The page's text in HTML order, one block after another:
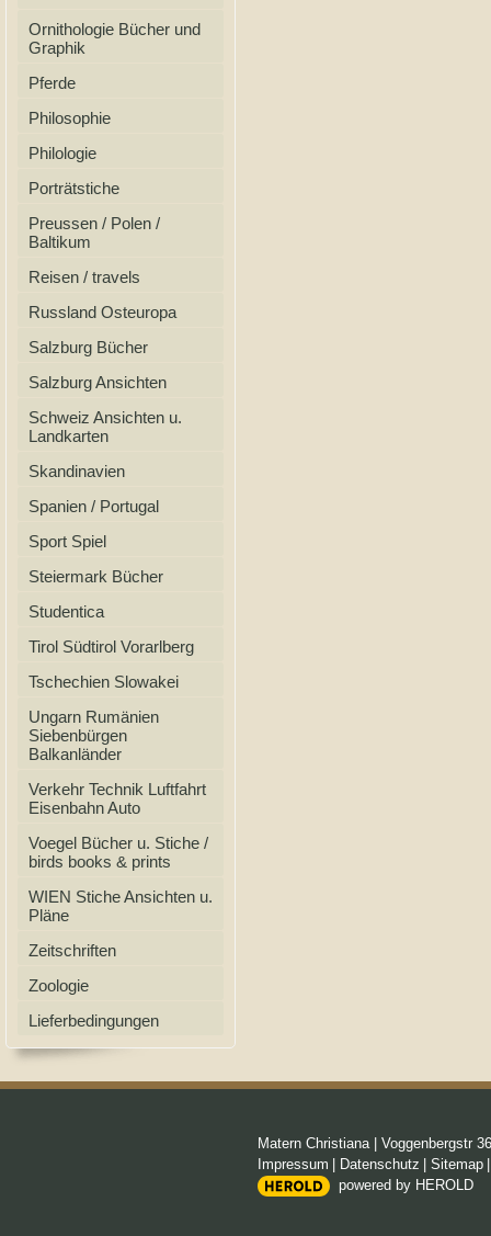
Ornithologie Bücher und
Graphik
Pferde
Philosophie
Philologie
Porträtstiche
Preussen / Polen /
Baltikum
Reisen / travels
Russland Osteuropa
Salzburg Bücher
Salzburg Ansichten
Schweiz Ansichten u.
Landkarten
Skandinavien
Spanien / Portugal
Sport Spiel
Steiermark Bücher
Studentica
Tirol Südtirol Vorarlberg
Tschechien Slowakei
Ungarn Rumänien
Siebenbürgen
Balkanländer
Verkehr Technik Luftfahrt
Eisenbahn Auto
Voegel Bücher u. Stiche /
birds books & prints
WIEN Stiche Ansichten u.
Pläne
Zeitschriften
Zoologie
Lieferbedingungen
Matern Christiana| Voggenbergstr 36
Impressum
Datenschutz Sitemap
powered by HEROLD